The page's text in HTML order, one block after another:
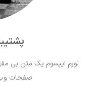
لورم ايپسوم يک متن بی
صفحات وب